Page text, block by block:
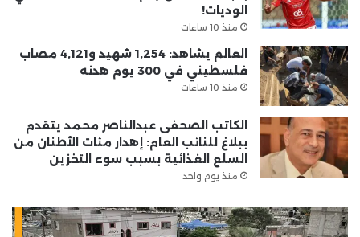
الوديات!
منذ 10 ساعات
العالم يشاهد: 1,254 شهيد و4,121 مصاب
فلسطيني في 300 يوم هدنه
منذ 10 ساعات
الكاتب الصحفى عبدالناصر محمد يتقدم
ببلاغ للنائب العام: إهدار مئات الأطنان من
السلع الغذائية بسبب سوء التخزين
منذ يوم واحد